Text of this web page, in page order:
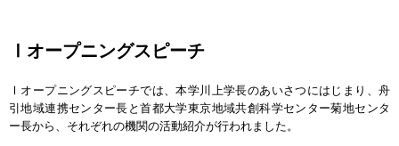
Ⅰオープニングスピーチ
Ⅰオープニングスピーチでは、本学川上学長のあいさつにはじまり、舟
引地域連携センター長と首都大学東京地域共創科学センター菊地センタ
ー長から、それぞれの機関の活動紹介が行われました。